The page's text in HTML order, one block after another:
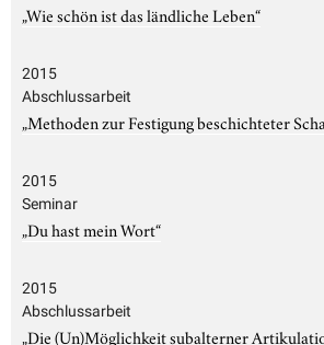
„Wie schön ist das ländliche Leben“
2015
Abschlussarbeit
„Methoden zur Festigung beschichteter
2015
Seminar
„Du hast mein Wort“
2015
Abschlussarbeit
„Die (Un)Möglichkeit subalterner